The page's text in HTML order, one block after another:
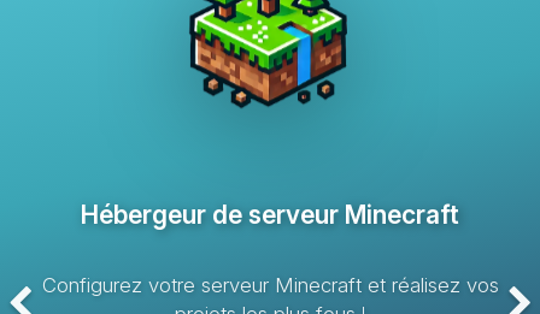
Hébergeur de serveur VPS
Solution d’hébergement avec des ressources dédiées